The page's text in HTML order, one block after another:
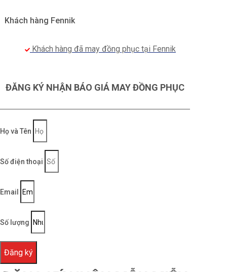
Khách hàng Fennik
Khách hàng đã may đồng phục tại Fennik
ĐĂNG KÝ NHẬN BÁO GIÁ MAY ĐỒNG PHỤC
Họ và Tên
Số điện thoại
Email
Số lượng
Đăng ký